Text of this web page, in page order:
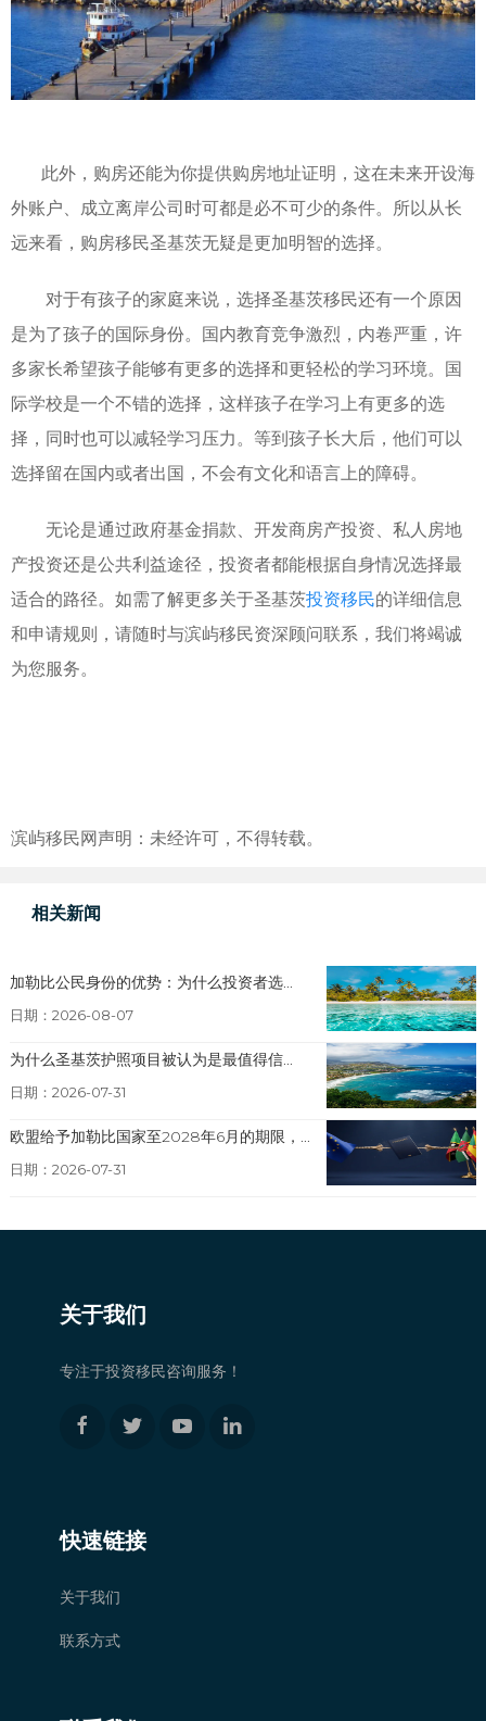
此外，购房还能为你提供购房地址证明，这在未来开设海
外账户、成立离岸公司时可都是必不可少的条件。所以从长
远来看，购房移民圣基茨无疑是更加明智的选择。
对于有孩子的家庭来说，选择圣基茨移民还有一个原因
是为了孩子的国际身份。国内教育竞争激烈，内卷严重，许
多家长希望孩子能够有更多的选择和更轻松的学习环境。国
际学校是一个不错的选择，这样孩子在学习上有更多的选
择，同时也可以减轻学习压力。等到孩子长大后，他们可以
选择留在国内或者出国，不会有文化和语言上的障碍。
无论是通过政府基金捐款、开发商房产投资、私人房地
产投资还是公共利益途径，投资者都能根据自身情况选择最
适合的路径。如需了解更多关于圣基茨投资移民的详细信息
和申请规则，请随时与滨屿移民资深顾问联系，我们将竭诚
为您服务。
滨屿移民网声明：未经许可，不得转载。
相关新闻
加勒比公民身份的优势：为什么投资者选...
日期：2026-08-07
为什么圣基茨护照项目被认为是最值得信...
日期：2026-07-31
欧盟给予加勒比国家至2028年6月的期限，...
日期：2026-07-31
关于我们
专注于投资移民咨询服务！
快速链接
关于我们
联系方式